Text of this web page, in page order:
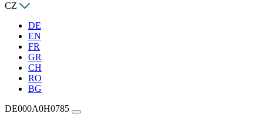
CZ
DE
EN
FR
GR
CH
RO
BG
DE000A0H0785